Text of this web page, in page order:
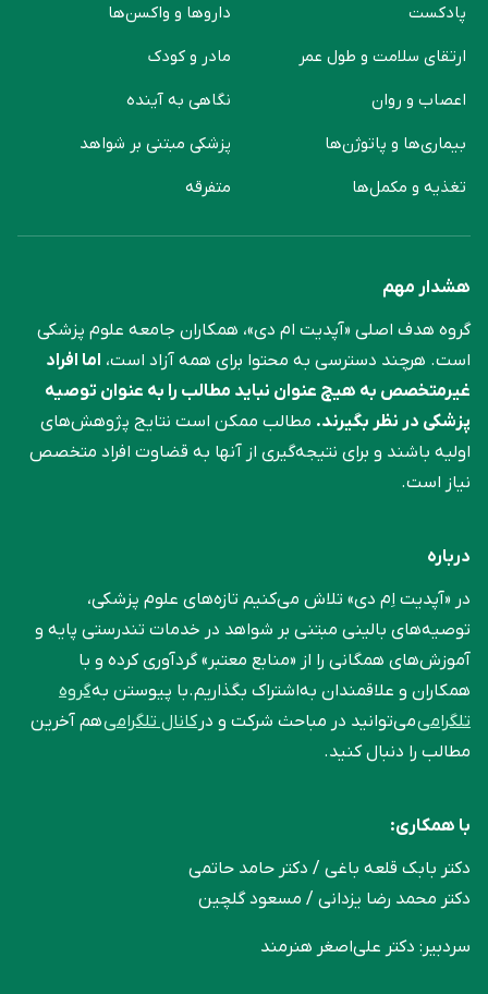
پادکست
ارتقای سلامت و طول عمر
اعصاب و روان
بیماری‌ها و پاتوژن‌ها
تغذیه و مکمل‌ها
دارو‌ها و واکسن‌ها
مادر و کودک
نگاهی به آینده
پزشکی مبتنی بر شواهد
متفرقه
هشدار مهم
گروه هدف اصلی «آپدیت ام دی»، همکاران جامعه علوم ‌پزشکی
است. هرچند دسترسی به محتوا برای همه آزاد است، اما افراد
غیرمتخصص به هیچ عنوان نباید مطالب را به عنوان توصیه
پزشکی در نظر بگیرند. مطالب ممکن است نتایج پژوهش‌های
اولیه باشند و برای نتیجه‌گیری از آنها به قضاوت افراد متخصص
نیاز است.
درباره
در «آپدیت اِم دی» تلاش می‌کنیم تازه‌های علوم پزشکی،
توصیه‌های بالینی مبتنی بر شواهد در خدمات تندرستی پایه و
آموزش‌های همگانی را از «منابع معتبر» گردآوری کرده و با
همکاران و علاقمندان به‌اشتراک بگذاریم.با پیوستن بهگروه
تلگرامیمی‌توانید در مباحث شرکت و درکانال تلگرامیهم آخرین
مطالب را دنبال کنید.
با همکاری:
دکتر بابک قلعه‌ باغی / دکتر حامد حاتمی
دکتر محمد رضا یزدانی / مسعود گلچین
سردبیر: دکتر علی‌اصغر هنرمند